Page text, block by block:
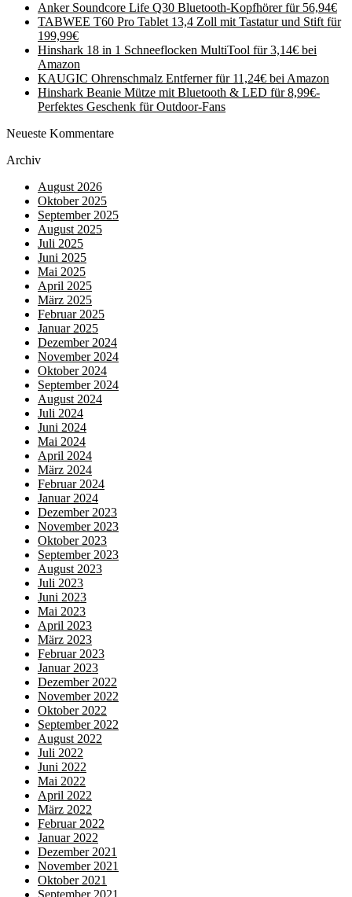
Anker Soundcore Life Q30 Bluetooth-Kopfhörer für 56,94€
TABWEE T60 Pro Tablet 13,4 Zoll mit Tastatur und Stift für
199,99€
Hinshark 18 in 1 Schneeflocken MultiTool für 3,14€ bei
Amazon
KAUGIC Ohrenschmalz Entferner für 11,24€ bei Amazon
Hinshark Beanie Mütze mit Bluetooth & LED für 8,99€-
Perfektes Geschenk für Outdoor-Fans
Neueste Kommentare
Archiv
August 2026
Oktober 2025
September 2025
August 2025
Juli 2025
Juni 2025
Mai 2025
April 2025
März 2025
Februar 2025
Januar 2025
Dezember 2024
November 2024
Oktober 2024
September 2024
August 2024
Juli 2024
Juni 2024
Mai 2024
April 2024
März 2024
Februar 2024
Januar 2024
Dezember 2023
November 2023
Oktober 2023
September 2023
August 2023
Juli 2023
Juni 2023
Mai 2023
April 2023
März 2023
Februar 2023
Januar 2023
Dezember 2022
November 2022
Oktober 2022
September 2022
August 2022
Juli 2022
Juni 2022
Mai 2022
April 2022
März 2022
Februar 2022
Januar 2022
Dezember 2021
November 2021
Oktober 2021
September 2021